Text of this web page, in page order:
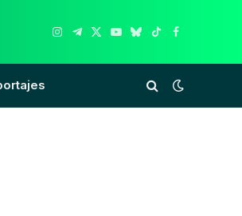
Instagram
Telegram
X
YouTube
Bluesky
TikTokFacebook